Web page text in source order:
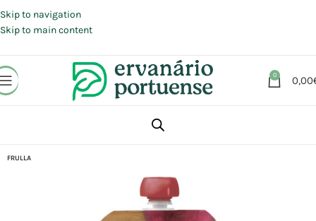
Skip to navigation
Skip to main content
0 0,00
Alimentação
FRULLA